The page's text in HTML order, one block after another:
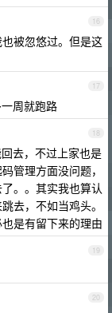
16
被忽悠过。但是这
17
周就跑路
18
去，不过上家也是
管理方面没问题，
。。其实我也算认
去，不如当鸡头。
是有留下来的理由
19
20